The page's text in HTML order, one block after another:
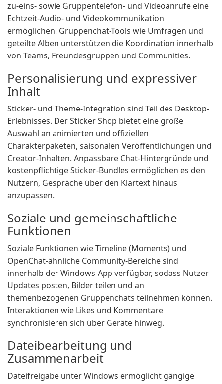
zu-eins- sowie Gruppentelefon- und Videoanrufe eine
Echtzeit-Audio- und Videokommunikation
ermöglichen. Gruppenchat-Tools wie Umfragen und
geteilte Alben unterstützen die Koordination innerhalb
von Teams, Freundesgruppen und Communities.
Personalisierung und expressiver
Inhalt
Sticker- und Theme-Integration sind Teil des Desktop-
Erlebnisses. Der Sticker Shop bietet eine große
Auswahl an animierten und offiziellen
Charakterpaketen, saisonalen Veröffentlichungen und
Creator-Inhalten. Anpassbare Chat-Hintergründe und
kostenpflichtige Sticker-Bundles ermöglichen es den
Nutzern, Gespräche über den Klartext hinaus
anzupassen.
Soziale und gemeinschaftliche
Funktionen
Soziale Funktionen wie Timeline (Moments) und
OpenChat-ähnliche Community-Bereiche sind
innerhalb der Windows-App verfügbar, sodass Nutzer
Updates posten, Bilder teilen und an
themenbezogenen Gruppenchats teilnehmen können.
Interaktionen wie Likes und Kommentare
synchronisieren sich über Geräte hinweg.
Dateibearbeitung und
Zusammenarbeit
Dateifreigabe unter Windows ermöglicht gängige